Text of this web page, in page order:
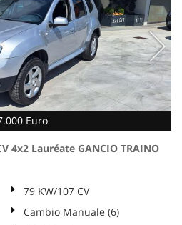
Euro
4x2 Lauréate GANCIO TRAINO
79 KW/107 CV
Cambio Manuale (6)